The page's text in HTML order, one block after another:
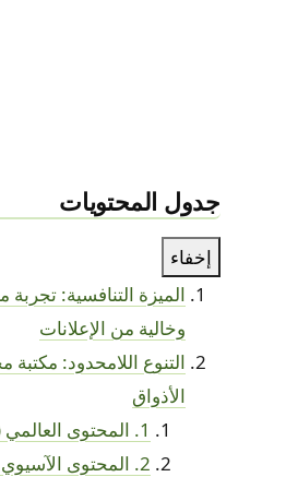
جدول المحتويات
إخفاء
الميزة التنافسية:
وخالية من الإعلانات
التنوع اللامحدود:
الأذواق
1. المحتوى العالمي (الأجنبي)
2. المحتوى الآسيوي والتركي